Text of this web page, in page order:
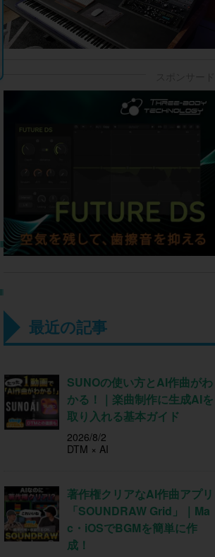
最近の記事
SUNOの使い方とAI作曲がわ
かる！｜楽曲制作に生成AIを
取り入れる基本ガイド
2026/8/2
DTM × AI
著作権クリアなAI作曲アプリ
「SOUNDRAW Grid」｜Ma
c・iOSでBGMを簡単に作
成！